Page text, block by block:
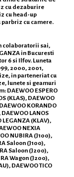
cu dezaburire
cu head-up
cu camere.
colaboratorii sai,
in Bucuresti
6 si Ilfov. Luneta
2000, 2001,
in parteneriat cu
lunete si geamuri
DAEWOO ESPERO
(KLAS), DAEWOO
KORANDO
LANOS
LEGANZA (KLAV),
NEXIA
NUBIRA (J100),
Saloon (J100),
Saloon (J200),
Wagon (J200),
DAEWOO TICO